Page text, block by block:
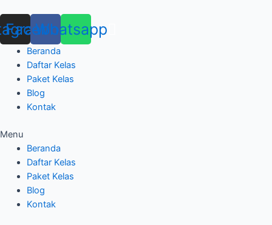
to
content
Facebook
Whatsapp
Beranda
Daftar Kelas
Paket Kelas
Blog
Kontak
Menu
Beranda
Daftar Kelas
Paket Kelas
Blog
Kontak